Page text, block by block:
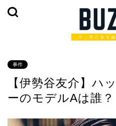
事件
【伊勢谷友介】ハ
ーのモデルAは誰？